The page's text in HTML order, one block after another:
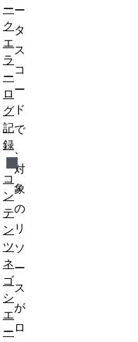
ー
タ
ス
コ
ー
ド
で
対
象
の
リ
ソ
ー
ス
が
ロ
ー
ク
エ
ラ
ー
ロ
グ
記
録
コ
ン
テ
ン
ツ
ネ
ゴ
シ
エ
ー